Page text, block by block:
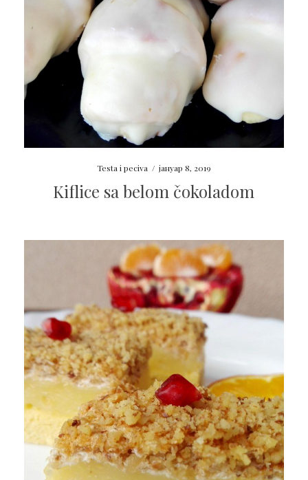
Testa i peciva / јануар 8, 2019
Kiflice sa belom čokoladom